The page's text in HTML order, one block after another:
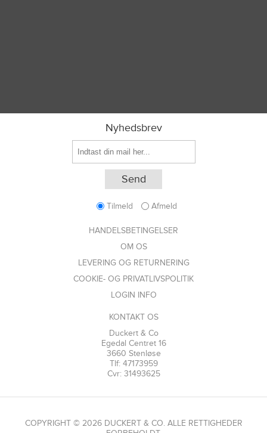
Nyhedsbrev
Tilmeld Afmeld
HANDELSBETINGELSER
OM OS
LEVERING OG RETURNERING
COOKIE- OG PRIVATLIVSPOLITIK
LOGIN INFO
KONTAKT OS
Duckert & Co
Egedal Centret 16
3660 Stenløse
Tlf: 47173959
Cvr: 31493625
COPYRIGHT © 2026 DUCKERT & CO. ALLE RETTIGHEDER